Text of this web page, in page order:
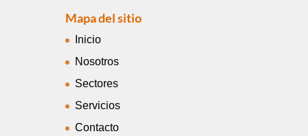
Mapa del sitio
Inicio
Nosotros
Sectores
Servicios
Contacto